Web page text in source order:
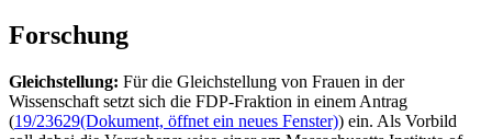
Forschung
Gleichstellung: Für die Gleichstellung von Frauen in der
Wissenschaft setzt sich die FDP-Fraktion in einem Antrag
(19/23629(Dokument, öffnet ein neues Fenster)) ein. Als Vorbild